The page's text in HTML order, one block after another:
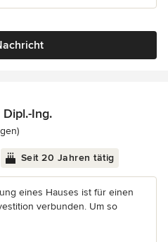
Ing.
4.6 von 5 Sternen
Seit 20 Jahren tätig
eines Hauses ist für einen
verbunden. Um so